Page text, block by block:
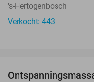
's-Hertogenbosch
Verkocht: 443